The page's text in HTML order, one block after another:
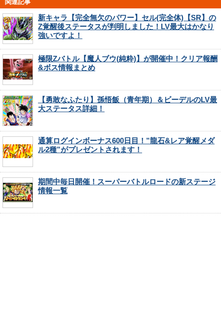
関連記事
新キャラ【完全無欠のパワー】セル(完全体)【SR】の
Z覚醒後ステータスが判明しました！LV最大はかなり
強いですよ！
極限Zバトル【魔人ブウ(純粋)】が開催中！クリア報酬
&ボス情報まとめ
【勇敢なふたり】孫悟飯（青年期）＆ビーデルのLV最
大ステータス詳細！
通算ログインボーナス600日目！”龍石&レア覚醒メダ
ル2種”がプレゼントされます！
期間中毎日開催！スーパーバトルロードの新ステージ
情報一覧